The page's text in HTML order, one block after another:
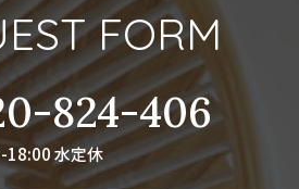
FORM
824-406
18:00 水定休